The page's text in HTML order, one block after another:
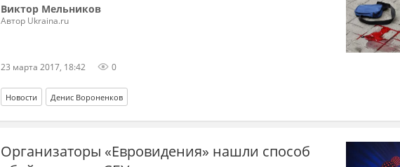
Виктор Мельников
Автор Ukraina.ru
23 марта 2017, 18:42 0
Новости Денис Вороненков
Организаторы «Евровидения» нашли способ